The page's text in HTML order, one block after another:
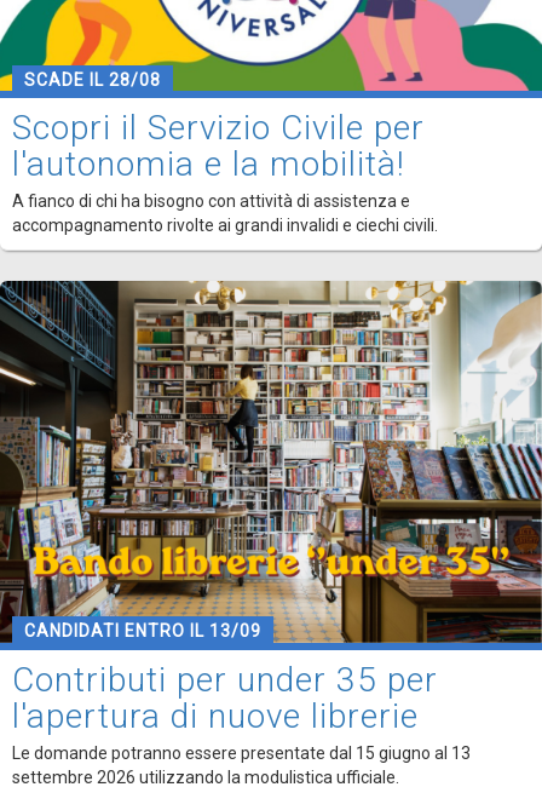
SCADE IL 28/08
Scopri il Servizio Civile per
l'autonomia e la mobilità!
A fianco di chi ha bisogno con attività di assistenza e
accompagnamento rivolte ai grandi invalidi e ciechi civili.
CANDIDATI ENTRO IL 13/09
Contributi per under 35 per
l'apertura di nuove librerie
Le domande potranno essere presentate dal 15 giugno al 13
settembre 2026 utilizzando la modulistica ufficiale.